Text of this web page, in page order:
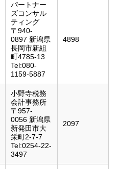
パートナー
ズコンサル
ティング
〒940-
0897 新潟県
長岡市新組
町4785-13
Tel:080-
1159-5887
4898
小野寺税務
会計事務所
〒957-
0056 新潟県
新発田市大
栄町2-7-7
Tel:0254-22-
3497
2097